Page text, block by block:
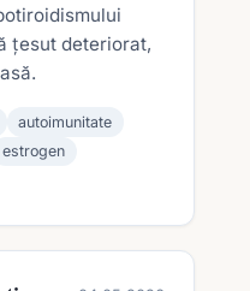
țesut deteriorat,
autoimunitate
estrogen